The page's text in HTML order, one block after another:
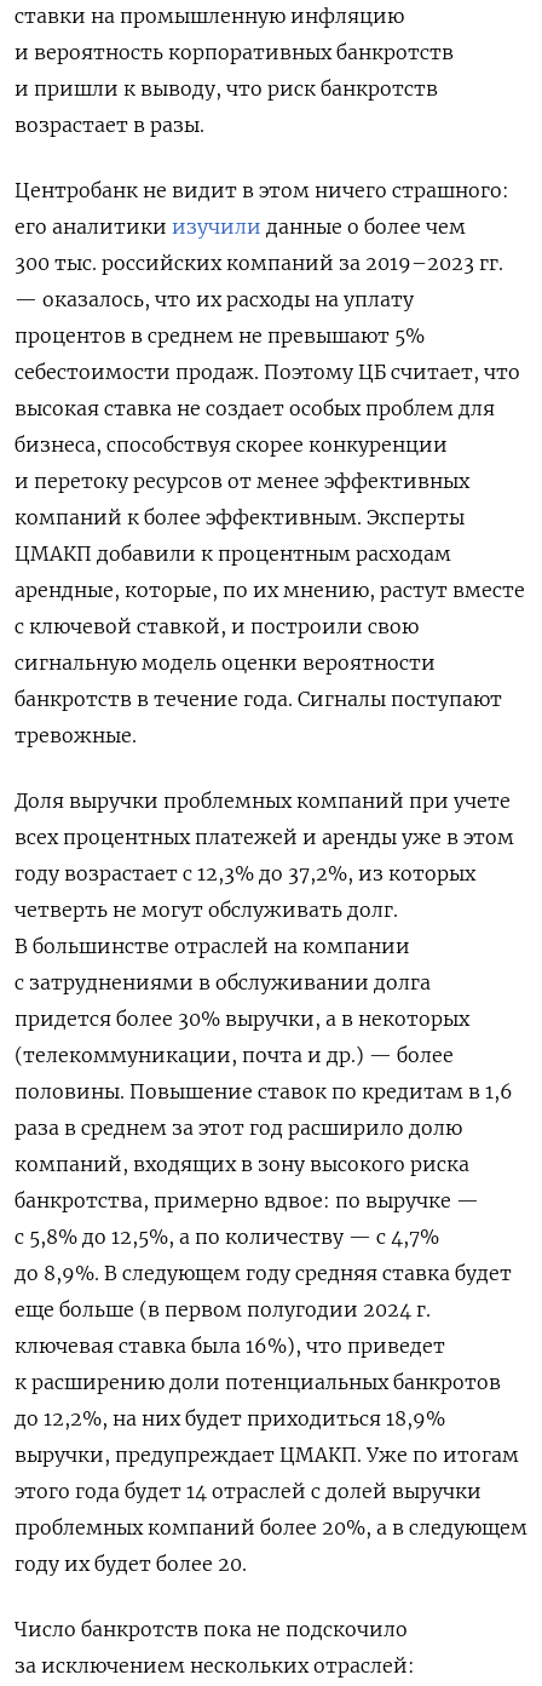
ставки на промышленную инфляцию
и вероятность корпоративных банкротств
и пришли к выводу, что риск банкротств
возрастает в разы.
Центробанк не видит в этом ничего страшного:
его аналитики изучили данные о более чем
300 тыс. российских компаний за 2019–2023 гг.
— оказалось, что их расходы на уплату
процентов в среднем не превышают 5%
себестоимости продаж. Поэтому ЦБ считает, что
высокая ставка не создает особых проблем для
бизнеса, способствуя скорее конкуренции
и перетоку ресурсов от менее эффективных
компаний к более эффективным. Эксперты
ЦМАКП добавили к процентным расходам
арендные, которые, по их мнению, растут вместе
с ключевой ставкой, и построили свою
сигнальную модель оценки вероятности
банкротств в течение года. Сигналы поступают
тревожные.
Доля выручки проблемных компаний при учете
всех процентных платежей и аренды уже в этом
году возрастает с 12,3% до 37,2%, из которых
четверть не могут обслуживать долг.
В большинстве отраслей на компании
с затруднениями в обслуживании долга
придется более 30% выручки, а в некоторых
(телекоммуникации, почта и др.) — более
половины. Повышение ставок по кредитам в 1,6
раза в среднем за этот год расширило долю
компаний, входящих в зону высокого риска
банкротства, примерно вдвое: по выручке —
с 5,8% до 12,5%, а по количеству — с 4,7%
до 8,9%. В следующем году средняя ставка будет
еще больше (в первом полугодии 2024 г.
ключевая ставка была 16%), что приведет
к расширению доли потенциальных банкротов
до 12,2%, на них будет приходиться 18,9%
выручки, предупреждает ЦМАКП. Уже по итогам
этого года будет 14 отраслей с долей выручки
проблемных компаний более 20%, а в следующем
году их будет более 20.
Число банкротств пока не подскочило
за исключением нескольких отраслей: